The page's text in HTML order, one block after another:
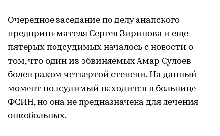
Очередное заседание по делу анапского
предпринимателя Сергея Зиринова и еще
пятерых подсудимых началось с новости о
том, что один из обвиняемых Амар Сулоев
болен раком четвертой степени. На данный
момент подсудимый находится в больнице
ФСИН, но она не предназначена для лечения
онкобольных.